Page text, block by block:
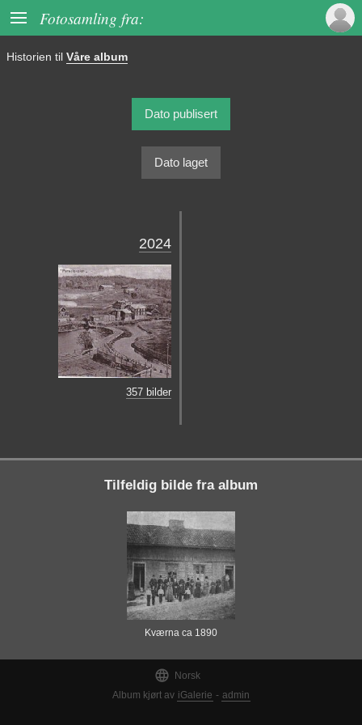
 Fotosamling fra:
Historien til Våre album
Dato publisert
Dato laget
2024
357 bilder
Tilfeldig bilde fra album
Kværna ca 1890

Norsk
Album kjørt av iGalerie - admin